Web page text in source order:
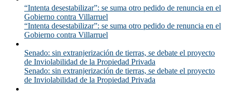
“Intenta desestabilizar”: se suma otro pedido de renuncia en el
Gobierno contra Villarruel
“Intenta desestabilizar”: se suma otro pedido de renuncia en el
Gobierno contra Villarruel
Senado: sin extranjerización de tierras, se debate el proyecto
de Inviolabilidad de la Propiedad Privada
Senado: sin extranjerización de tierras, se debate el proyecto
de Inviolabilidad de la Propiedad Privada